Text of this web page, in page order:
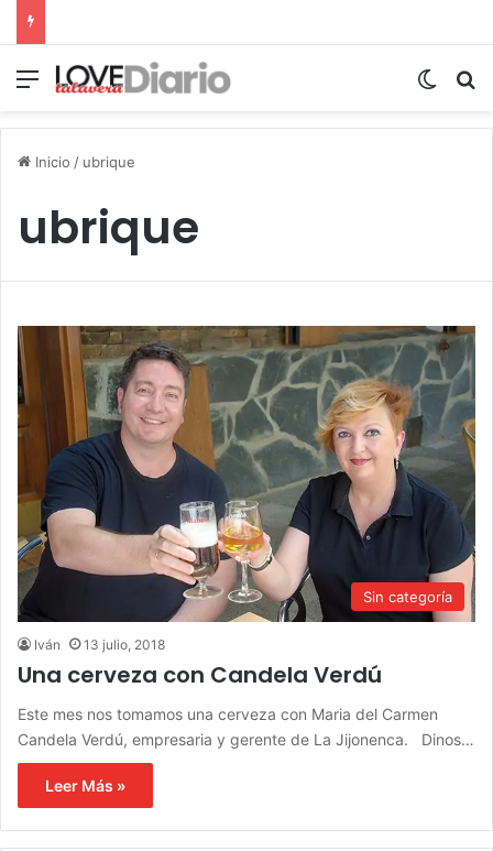
Menú
Inicio / ubrique
ubrique
Sin categoría
Iván 13 julio, 2018
Una cerveza con Candela Verdú
Este mes nos tomamos una cerveza con Maria del Carmen
Candela Verdú, empresaria y gerente de La Jijonenca. Dinos…
Leer Más »